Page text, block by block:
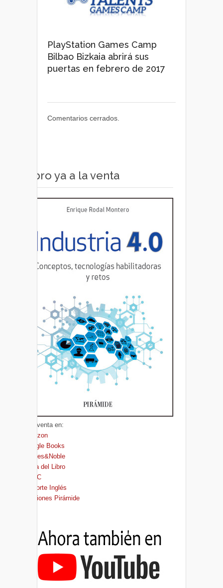
PlayStation Games Camp
Bilbao Bizkaia abrirá sus
puertas en febrero de 2017
Comentarios cerrados.
Libro ya a la venta
A la venta en:
Amazon
Google Books
Barnes&Noble
Casa del Libro
FNAC
El Corte Inglés
Ediciones Pirámide